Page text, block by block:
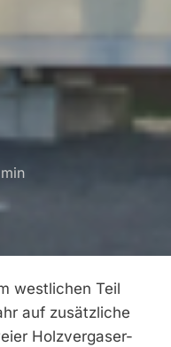
min
westlichen Teil
auf zusätzliche
Holzvergaser-